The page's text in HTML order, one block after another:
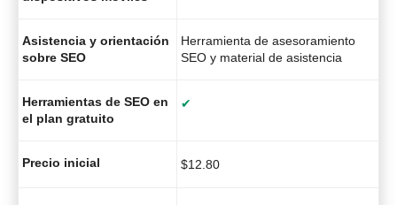
Asistencia y orientación
sobre SEO
Herramienta de asesoramiento
SEO y material de asistencia
Herramientas de SEO en
el plan gratuito
✔
Precio inicial $12.80